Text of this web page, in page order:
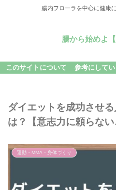
腸内フローラを中心に健康
腸から始めよ
このサイトについて 参考にして
ダイエットを成功させ
は？【意志力に頼らない
運動・MMA・身体づくり